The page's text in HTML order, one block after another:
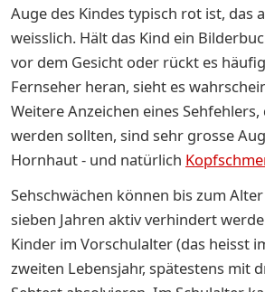
Auge des Kindes typisch rot ist, das
weisslich. Hält das Kind ein
vor dem Gesicht oder rückt es
Fernseher heran, sieht es
Weitere Anzeichen eines
werden sollten, sind sehr grosse
Hornhaut - und natürlich
Sehschwächen können bis zum
sieben Jahren aktiv verhindert
Kinder im Vorschulalter (das heisst
zweiten Lebensjahr, spätestens mit